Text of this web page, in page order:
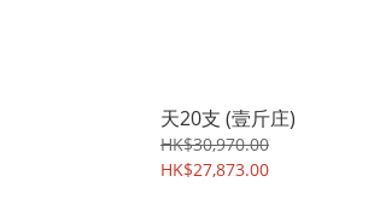
天20支 (壹斤庄)
HK$30,970.00
HK$27,873.00